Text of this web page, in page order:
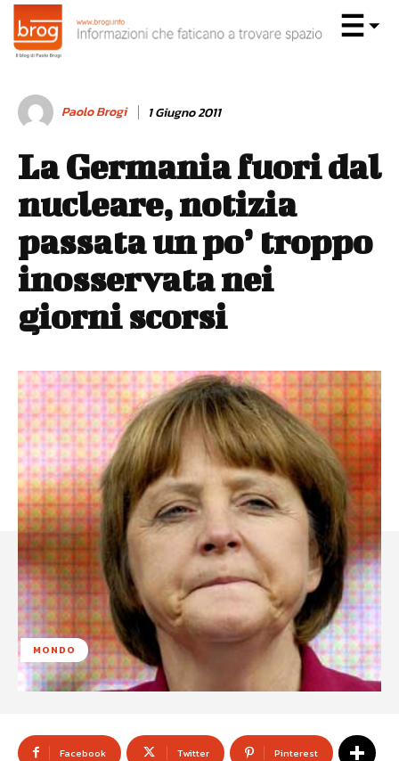
Paolo Brogi 1 Giugno 2011
La Germania fuori dal
nucleare, notizia
passata un po’ troppo
inosservata nei
giorni scorsi
MONDO
Facebook Twitter Pinterest